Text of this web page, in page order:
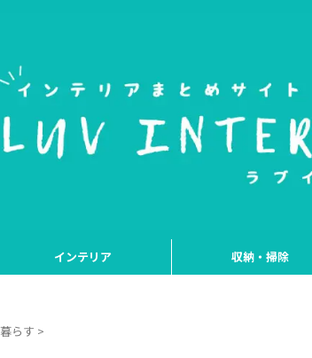
インテリア 収納・掃除
らす >